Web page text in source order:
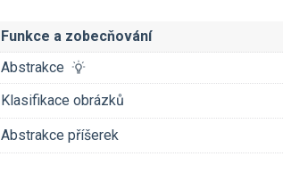
Funkce a zobecňování
Abstrakce
Klasifikace obrázků
Abstrakce příšerek